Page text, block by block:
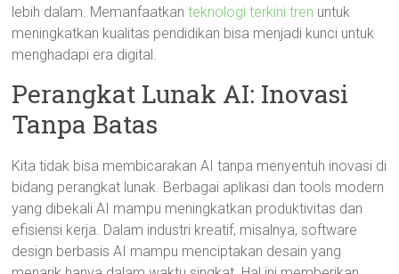
lebih dalam. Memanfaatkanteknologi terkini tren untuk
meningkatkan kualitas pendidikan bisa menjadi kunci untuk
menghadapi era digital.
Perangkat Lunak AI: Inovasi
Tanpa Batas
Kita tidak bisa membicarakan AI tanpa menyentuh inovasi di
bidang perangkat lunak. Berbagai aplikasi dan tools modern
yang dibekali AI mampu meningkatkan produktivitas dan
efisiensi kerja. Dalam industri kreatif, misalnya, software
design berbasis AI mampu menciptakan desain yang